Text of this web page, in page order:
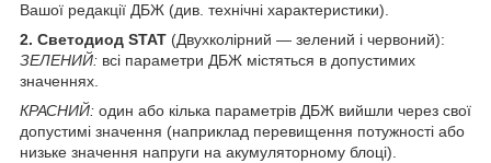
Вашої редакції ДБЖ (див. технічні характеристики).
2. Светодиод STAT (Двухколірний — зелений і червоний):
ЗЕЛЕНИЙ: всі параметри ДБЖ містяться в допустимих
значеннях.
КРАСНИЙ: один або кілька параметрів ДБЖ вийшли через свої
допустимі значення (наприклад перевищення потужності або
низьке значення напруги на акумуляторному блоці).